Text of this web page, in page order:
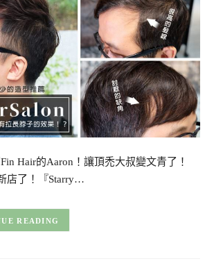
Hair的Aaron！讓頂禿大叔變文青了！
店了！『Starry…
READING